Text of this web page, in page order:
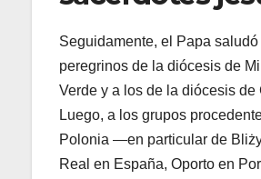
Seguidamente, el Papa
peregrinos de la diócesis de
Verde y a los de la diócesis de
Luego, a los grupos
Polonia —en particular de
Real en España, Oporto en